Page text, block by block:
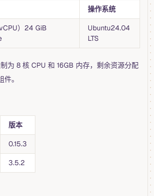
操作系统
）24 GiB
Ubuntu24.04
LTS
为 8 核 CPU 和 16GB 内存，剩余资源分配
。
版本
0.15.3
3.5.2